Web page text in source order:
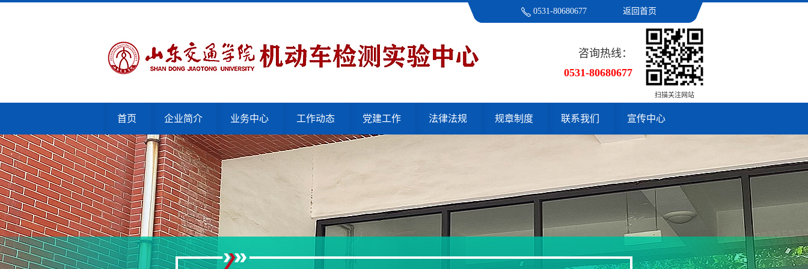
0531-80680677 返回首页
扫描关注网站
咨询热线：
0531-80680677
首页 企业简介 业务中心 工作动态 党建工作 法律法规 规章制度 联系我们 宣传中心